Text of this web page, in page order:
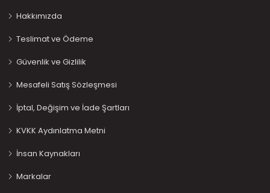
Hakkımızda
Teslimat ve Ödeme
Güvenlik ve Gizlilik
Mesafeli Satış Sözleşmesi
İptal, Değişim ve İade Şartları
KVKK Aydınlatma Metni
İnsan Kaynakları
Markalar